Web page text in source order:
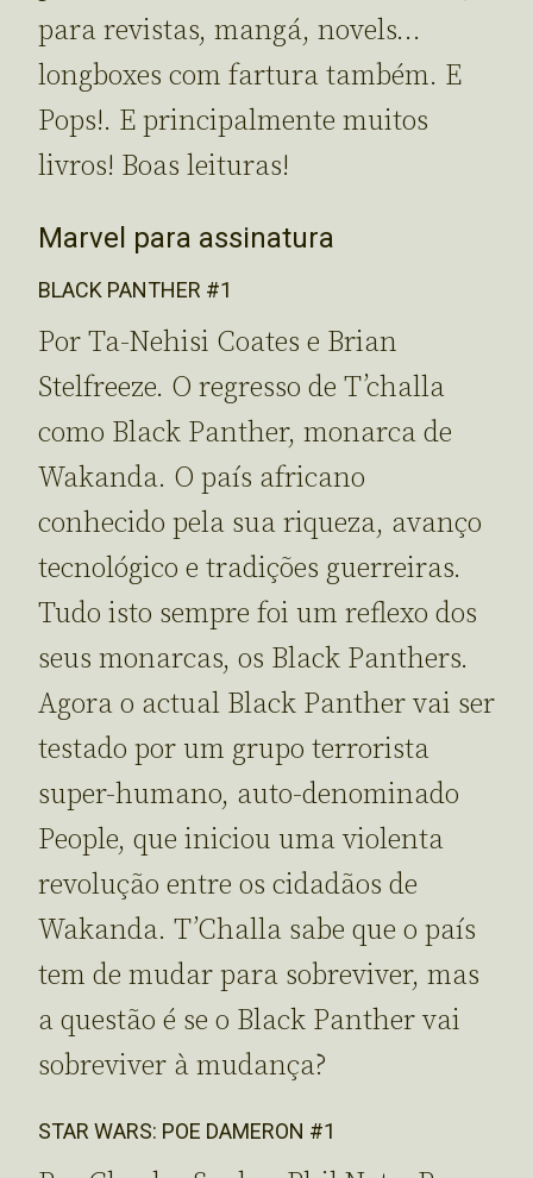
para revistas, mangá, novels…
longboxes com fartura também. E
Pops!. E principalmente muitos
livros! Boas leituras!
Marvel para assinatura
BLACK PANTHER #1
Por Ta-Nehisi Coates e Brian
Stelfreeze. O regresso de T’challa
como Black Panther, monarca de
Wakanda. O país africano
conhecido pela sua riqueza, avanço
tecnológico e tradições guerreiras.
Tudo isto sempre foi um reflexo dos
seus monarcas, os Black Panthers.
Agora o actual Black Panther vai ser
testado por um grupo terrorista
super-humano, auto-denominado
People, que iniciou uma violenta
revolução entre os cidadãos de
Wakanda. T’Challa sabe que o país
tem de mudar para sobreviver, mas
a questão é se o Black Panther vai
sobreviver à mudança?
STAR WARS: POE DAMERON #1